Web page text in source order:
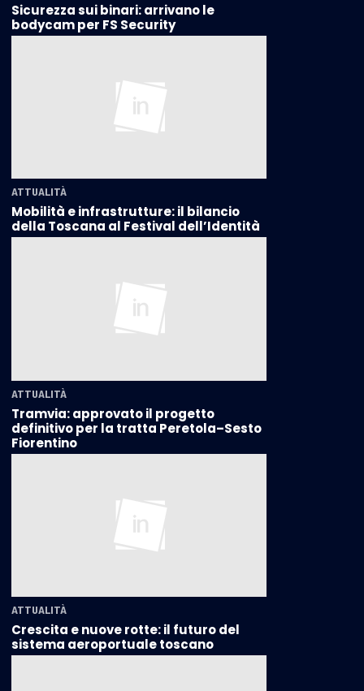
Sicurezza sui binari: arrivano le
bodycam per FS Security
ATTUALITÀ
Mobilità e infrastrutture: il bilancio
della Toscana al Festival dell’Identità
ATTUALITÀ
Tramvia: approvato il progetto
definitivo per la tratta Peretola–Sesto
Fiorentino
ATTUALITÀ
Crescita e nuove rotte: il futuro del
sistema aeroportuale toscano